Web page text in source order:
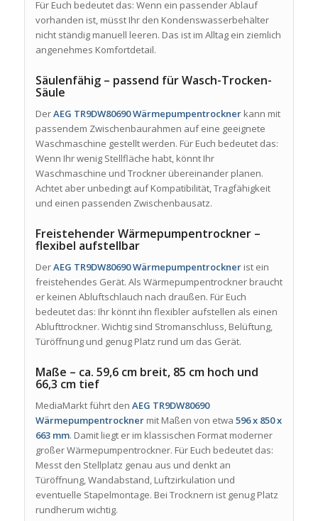
Für Euch bedeutet das: Wenn ein passender Ablauf
vorhanden ist, müsst Ihr den Kondenswasserbehälter
nicht ständig manuell leeren. Das ist im Alltag ein ziemlich
angenehmes Komfortdetail.
Säulenfähig – passend für Wasch-Trocken-
Säule
DerAEG TR9DW80690 Wärmepumpentrocknerkann mit
passendem Zwischenbaurahmen auf eine geeignete
Waschmaschine gestellt werden. Für Euch bedeutet das:
Wenn Ihr wenig Stellfläche habt, könnt Ihr
Waschmaschine und Trockner übereinander planen.
Achtet aber unbedingt auf Kompatibilität, Tragfähigkeit
und einen passenden Zwischenbausatz.
Freistehender Wärmepumpentrockner –
flexibel aufstellbar
DerAEG TR9DW80690 Wärmepumpentrocknerist ein
freistehendes Gerät. Als Wärmepumpentrockner braucht
er keinen Abluftschlauch nach draußen. Für Euch
bedeutet das: Ihr könnt ihn flexibler aufstellen als einen
Ablufttrockner. Wichtig sind Stromanschluss, Belüftung,
Türöffnung und genug Platz rund um das Gerät.
Maße – ca. 59,6 cm breit, 85 cm hoch und
66,3 cm tief
MediaMarkt führt den AEG TR9DW80690
Wärmepumpentrocknermit Maßen von etwa 596 x 850 x
663 mm. Damit liegt er im klassischen Format moderner
großer Wärmepumpentrockner. Für Euch bedeutet das:
Messt den Stellplatz genau aus und denkt an
Türöffnung, Wandabstand, Luftzirkulation und
eventuelle Stapelmontage. Bei Trocknern ist genug Platz
rundherum wichtig.